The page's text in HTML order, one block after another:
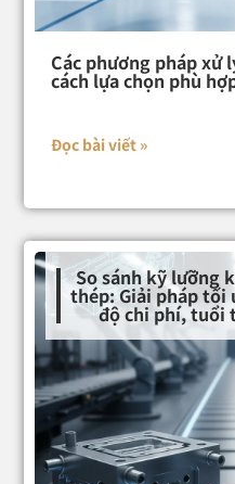
Các phương pháp xử
cách lựa chọn phù
Đọc bài viết »
So sánh kỹ lưỡng
thép: Giải pháp tối
độ chi phí, tuổi